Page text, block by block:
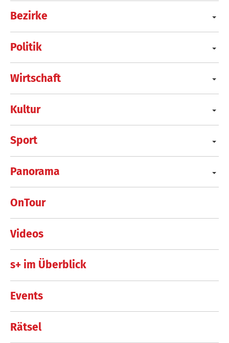
Bezirke
Politik
Wirtschaft
Kultur
Sport
Panorama
OnTour
Videos
s+ im Überblick
Events
Rätsel